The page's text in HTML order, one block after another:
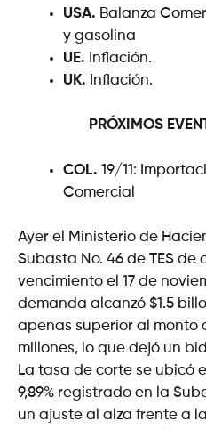
USA. Balanza
y gasolina
UE. Inflación.
UK. Inflación.
PRÓXIMOS
COL. 19/11:
Comercial
Ayer el Ministerio de
Subasta No. 46 de TES de
vencimiento el 17 de
demanda alcanzó $1.5
apenas superior al monto
millones, lo que dejó un
La tasa de corte se ubicó
9,89% registrado en la
un ajuste al alza frente a